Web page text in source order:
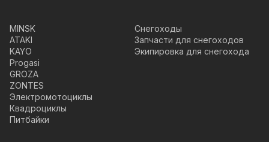
MINSK
ATAKI
KAYO
Progasi
GROZA
ZONTES
Электромотоциклы
Квадроциклы
Питбайки
Снегоходы
Запчасти для снегоходов
Экипировка для снегохода